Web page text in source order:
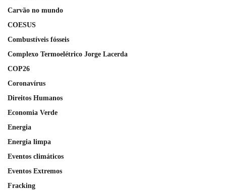
Carvão no mundo
COESUS
Combustíveis fósseis
Complexo Termoelétrico Jorge Lacerda
COP26
Coronavírus
Direitos Humanos
Economia Verde
Energia
Energia limpa
Eventos climáticos
Eventos Extremos
Fracking